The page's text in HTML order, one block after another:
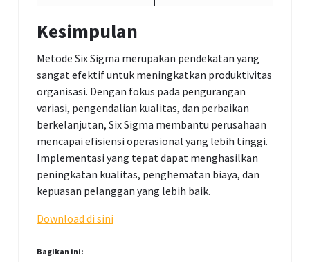
Kesimpulan
Metode Six Sigma merupakan pendekatan yang
sangat efektif untuk meningkatkan produktivitas
organisasi. Dengan fokus pada pengurangan
variasi, pengendalian kualitas, dan perbaikan
berkelanjutan, Six Sigma membantu perusahaan
mencapai efisiensi operasional yang lebih tinggi.
Implementasi yang tepat dapat menghasilkan
peningkatan kualitas, penghematan biaya, dan
kepuasan pelanggan yang lebih baik.
Download di sini
Bagikan ini: